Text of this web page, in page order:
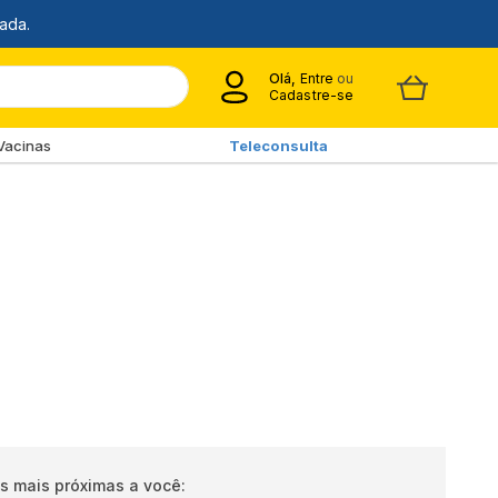
Olá, Entre ou
Cadastre-se
Teleconsulta
mais próximas a você: